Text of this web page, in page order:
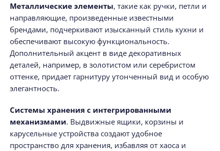
Металлические элементы, такие как ручки, петли и
направляющие, произведенные известными
брендами, подчеркивают изысканный стиль кухни и
обеспечивают высокую функциональность.
Дополнительный акцент в виде декоративных
деталей, например, в золотистом или серебристом
оттенке, придает гарнитуру утонченный вид и особую
элегантность.
Системы хранения с интегрированными
механизмами. Выдвижные ящики, корзины и
карусельные устройства создают удобное
пространство для хранения, избавляя от хаоса и